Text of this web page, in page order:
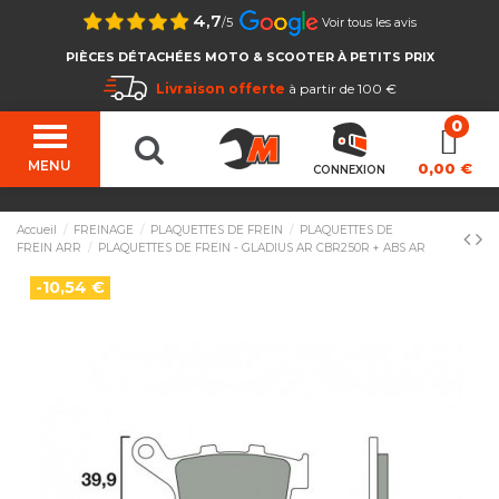
4,7/5 Voir tous les avis
PIÈCES DÉTACHÉES MOTO & SCOOTER À PETITS PRIX
Livraison offerte à partir de 100 €
MENU CONNEXION 0,00 €
Accueil FREINAGE PLAQUETTES DE FREIN
PLAQUETTES DE
FREIN ARR
PLAQUETTES DE FREIN - GLADIUS AR CBR250R + ABS AR
-10,54 €